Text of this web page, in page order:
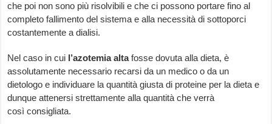
che poi non sono più risolvibili e che ci possono portare fino al
completo fallimento del sistema e alla necessità di sottoporci
costantemente a dialisi.
Nel caso in cui l’azotemia altafosse dovuta alla dieta, è
assolutamente necessario recarsi da un medico o da un
dietologo e individuare la quantità giusta di proteine per la dieta e
dunque attenersi strettamente alla quantità che verrà
così consigliata.